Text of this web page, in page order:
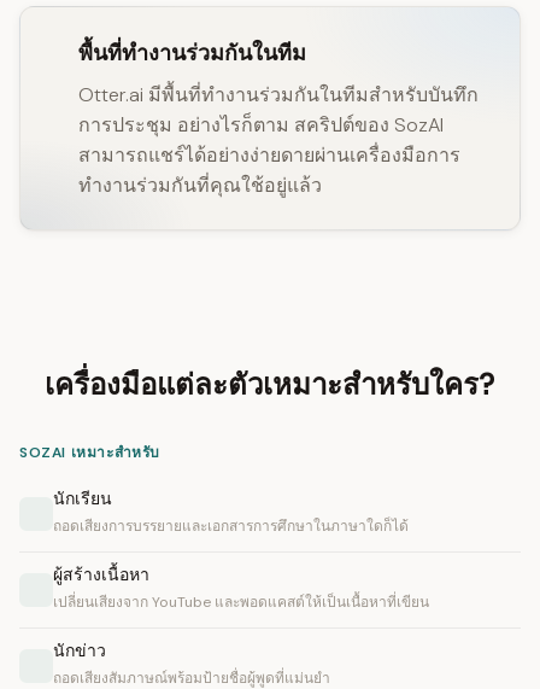
พื้นที่ทำงานร่วมกันในทีม
Otter.ai มีพื้นที่ทำงานร่วมกันในทีมสำหรับบันทึก
การประชุม อย่างไรก็ตาม สคริปต์ของ SozAI
สามารถแชร์ได้อย่างง่ายดายผ่านเครื่องมือการ
ทำงานร่วมกันที่คุณใช้อยู่แล้ว
เครื่องมือแต่ละตัวเหมาะสำหรับใคร?
SOZAI เหมาะสำหรับ
นักเรียน
ถอดเสียงการบรรยายและเอกสารการศึกษาในภาษาใดก็ได้
ผู้สร้างเนื้อหา
เปลี่ยนเสียงจาก YouTube และพอดแคสต์ให้เป็นเนื้อหาที่เขียน
นักข่าว
ถอดเสียงสัมภาษณ์พร้อมป้ายชื่อผู้พูดที่แม่นยำ